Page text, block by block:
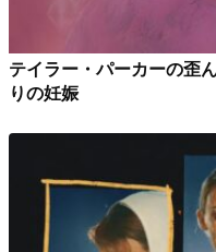
テイラー・パーカーの歪
りの妊娠